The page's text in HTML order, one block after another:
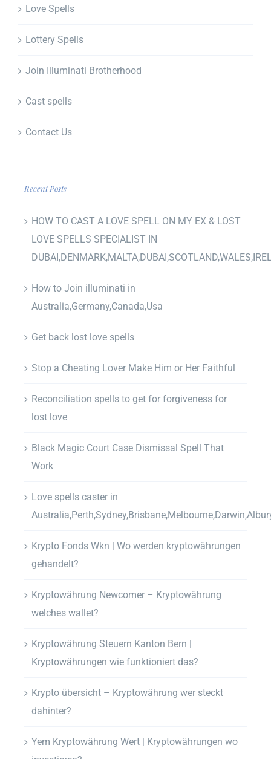
Love Spells
Lottery Spells
Join Illuminati Brotherhood
Cast spells
Contact Us
Recent Posts
HOW TO CAST A LOVE SPELL ON MY EX & LOST
LOVE SPELLS SPECIALIST IN
How to Join illuminati in
Australia,Germany,Canada,Usa
Get back lost love spells
Stop a Cheating Lover Make Him or Her Faithful
Reconciliation spells to get for forgiveness for
lost love
Black Magic Court Case Dismissal Spell That
Work
Love spells caster in
Krypto Fonds Wkn | Wo werden kryptowährungen
gehandelt?
Kryptowährung Newcomer – Kryptowährung
welches wallet?
Kryptowährung Steuern Kanton Bern |
Kryptowährungen wie funktioniert das?
Krypto übersicht – Kryptowährung wer steckt
dahinter?
Yem Kryptowährung Wert | Kryptowährungen wo